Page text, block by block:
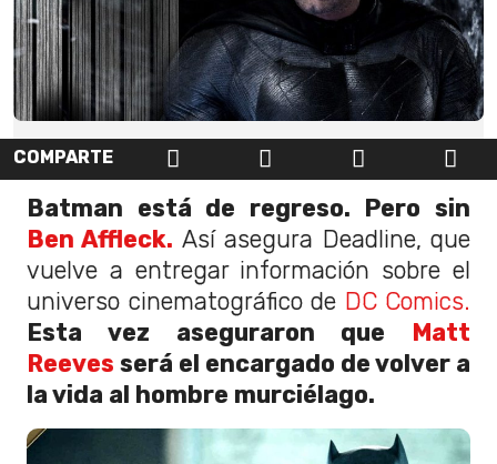
COMPARTE
Batman está de regreso. Pero sin
Ben Affleck. Así asegura Deadline, que
vuelve a entregar información sobre el
universo cinematográfico de DC Comics.
Esta vez aseguraron que Matt
Reeves será el encargado de volver a
la vida al hombre murciélago.